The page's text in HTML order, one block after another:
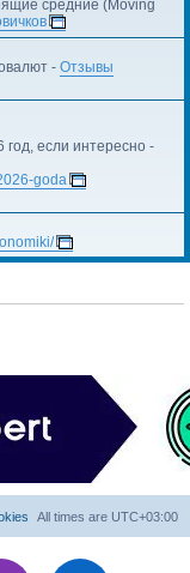
средние (Moving
- Отзывы
если интересно -
goda
All times are UTC+03:00